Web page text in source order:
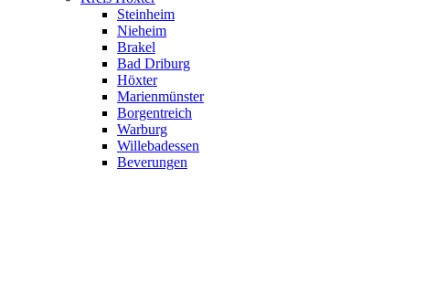
Steinheim
Nieheim
Brakel
Bad Driburg
Höxter
Marienmünster
Borgentreich
Warburg
Willebadessen
Beverungen